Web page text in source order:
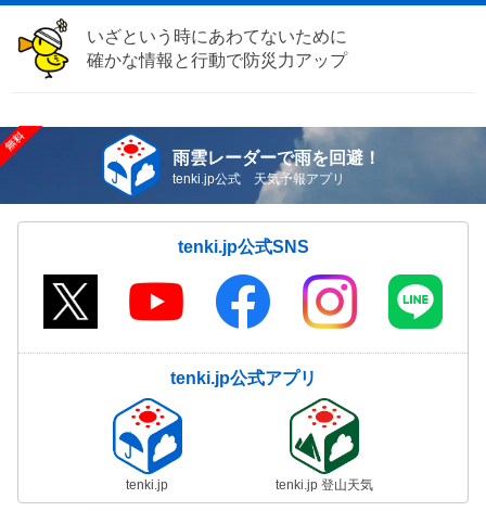
いざという時にあわてないために
確かな情報と行動で防災力アップ
雨雲レーダーで雨を回避！
tenki.jp公式 天気予報アプリ
tenki.jp公式SNS
tenki.jp公式アプリ
tenki.jp tenki.jp 登山天気